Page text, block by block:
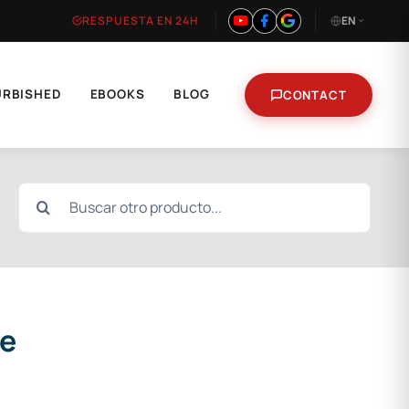
RESPUESTA EN 24H EN
EBOOKS BLOG CONTACT
Search
for: